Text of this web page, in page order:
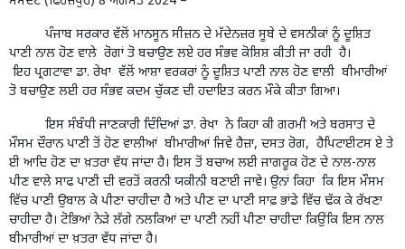
ਪੰਜਾਬ ਸਰਕਾਰ ਵੱਲੋਂ ਮਾਨਸੂਨ ਸੀਜ਼ਨ ਦੇ ਮੱਦੇਨਜ਼ਰ ਸੂਬੇ ਦੇ ਵਸਨੀਕਾਂ ਨੂੰ ਦੂਸ਼ਿਤ
ਪਾਣੀ ਨਾਲ ਹੋਣ ਵਾਲੇ ਰੋਗਾਂ ਤੋ ਬਚਾਉਣ ਲਏ ਹਰ ਸੰਭਵ ਕੋਸ਼ਿਸ਼ ਕੀਤੀ ਜਾ ਰਹੀ ਹੈ।
ਇਹ ਪ੍ਰਗਟਾਵਾ ਡਾ. ਰੇਖਾ ਵੱਲੋਂ ਆਸ਼ਾ ਵਰਕਰਾਂ ਨੂੰ ਦੂਸ਼ਿਤ ਪਾਣੀ ਨਾਲ ਹੋਣ ਵਾਲੀ ਬੀਮਾਰੀਆਂ
ਤੋ ਬਚਾਉਣ ਲਈ ਹਰ ਸੰਭਵ ਕਦਮ ਚੁੱਕਣ ਦੀ ਹਦਾਇਤ ਕਰਨ ਮੌਕੇ ਕੀਤਾ ਗਿਆ।
ਇਸ ਸੰਬੰਧੀ ਜਾਣਕਾਰੀ ਦਿੰਦਿਆਂ ਡਾ. ਰੇਖਾ ਨੇ ਕਿਹਾ ਕੀ ਗਰਮੀ ਅਤੇ ਬਰਸਾਤ ਦੇ
ਮੌਸਮ ਦੌਰਾਨ ਪਾਣੀ ਤੋਂ ਹੋਣ ਵਾਲੀਆਂ ਬੀਮਾਰੀਆਂ ਜਿਵੇ ਹੈਜ਼ਾ, ਦਸਤ ਰੋਗ, ਹੈਪਿਟਾਈਟਸ ਏ ਤੇ
ਈ ਆਦਿ ਹੋਣ ਦਾ ਖ਼ਤਰਾ ਵੱਧ ਜਾਂਦਾ ਹੈ। ਇਸ ਤੋਂ ਬਚਾਅ ਲਈ ਜਾਗਰੂਕ ਹੋਣ ਦੇ ਨਾਲ-ਨਾਲ
ਪੀਣ ਵਾਲੇ ਸਾਫ ਪਾਣੀ ਦੀ ਵਰਤੋਂ ਕਰਨੀ ਯਕੀਨੀ ਬਣਾਈ ਜਾਵੇ। ਉਨਾਂ ਕਿਹਾ ਕਿ ਇਸ ਮੌਸਮ
ਵਿੱਚ ਪਾਣੀ ਉਬਾਲ ਕੇ ਪੀਣਾ ਚਾਹੀਦਾ ਹੈ ਅਤੇ ਪੀਣ ਦਾ ਪਾਣੀ ਸਾਫ਼ ਭਾਂਡੇ ਵਿੱਚ ਢੱਕ ਕੇ ਰੱਖਣਾ
ਚਾਹੀਦਾ ਹੈ। ਟੋਭਿਆਂ ਨੇੜੇ ਲੱਗੇ ਨਲਕਿਆਂ ਦਾ ਪਾਣੀ ਨਹੀਂ ਪੀਣਾ ਚਾਹੀਦਾ ਕਿਉਂਕਿ ਇਸ ਨਾਲ
ਬੀਮਾਰੀਆਂ ਦਾ ਖ਼ਤਰਾ ਵੱਧ ਜਾਂਦਾ ਹੈ।